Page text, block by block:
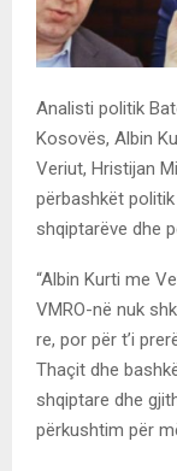
Analisti politik
Kosovës, Albin
Veriut, Hristijan
përbashkët
shqiptarëve dhe
“Albin Kurti me
VMRO-në nuk
re, por për t’i
Thaçit dhe
shqiptare dhe
përkushtim për